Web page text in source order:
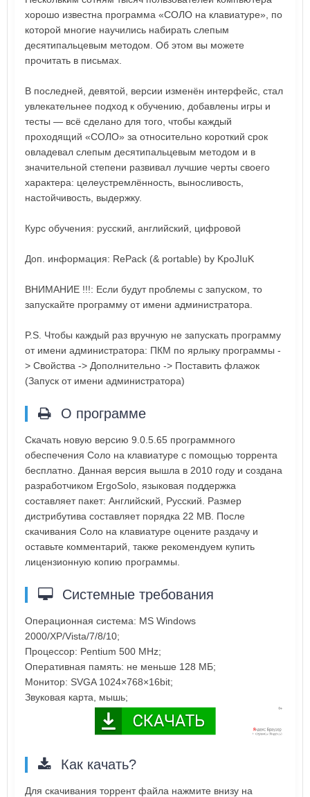
хорошо известна программа «СОЛО на клавиатуре», по
которой многие научились набирать слепым
десятипальцевым методом. Об этом вы можете
прочитать в письмах.
В последней, девятой, версии изменён интерфейс, стал
увлекательнее подход к обучению, добавлены игры и
тесты — всё сделано для того, чтобы каждый
проходящий «СОЛО» за относительно короткий срок
овладевал слепым десятипальцевым методом и в
значительной степени развивал лучшие черты своего
характера: целеустремлённость, выносливость,
настойчивость, выдержку.
Курс обучения: русский, английский, цифровой
Доп. информация: RePack (& portable) by KpoJIuK
ВНИМАНИЕ !!!: Если будут проблемы с запуском, то
запускайте программу от имени администратора.
P.S. Чтобы каждый раз вручную не запускать программу
от имени администратора: ПКМ по ярлыку программы -
> Свойства -> Дополнительно -> Поставить флажок
(Запуск от имени администратора)
О программе
Скачать новую версию 9.0.5.65 программного
обеспечения Соло на клавиатуре с помощью торрента
бесплатно. Данная версия вышла в 2010 году и создана
разработчиком ErgoSolo, языковая поддержка
составляет пакет: Английский, Русский. Размер
дистрибутива составляет порядка 22 MB. После
скачивания Соло на клавиатуре оцените раздачу и
оставьте комментарий, также рекомендуем купить
лицензионную копию программы.
Системные требования
Операционная система: MS Windows
2000/XP/Vista/7/8/10;
Процессор: Pentium 500 MHz;
Оперативная память: не меньше 128 МБ;
Монитор: SVGA 1024×768×16bit;
Звуковая карта, мышь;
Как качать?
Для скачивания торрент файла нажмите внизу на